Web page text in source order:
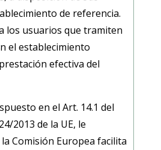
de referencia.
los usuarios que tramiten
el establecimiento
efectiva del
en el Art. 14.1 del
2013 de la UE, le
Comisión Europea facilita